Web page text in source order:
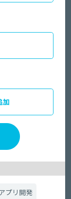
加
プリ開発